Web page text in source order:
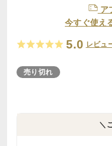
ア
今すぐ使え
5.0 レビュ
売り切れ
＼